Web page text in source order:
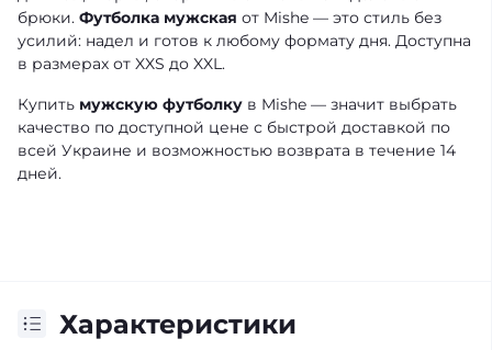
брюки. Футболка мужская от Mishe — это стиль без
усилий: надел и готов к любому формату дня. Доступна
в размерах от XXS до XXL.
Купить мужскую футболку в Mishe — значит выбрать
качество по доступной цене с быстрой доставкой по
всей Украине и возможностью возврата в течение 14
дней.
Характеристики